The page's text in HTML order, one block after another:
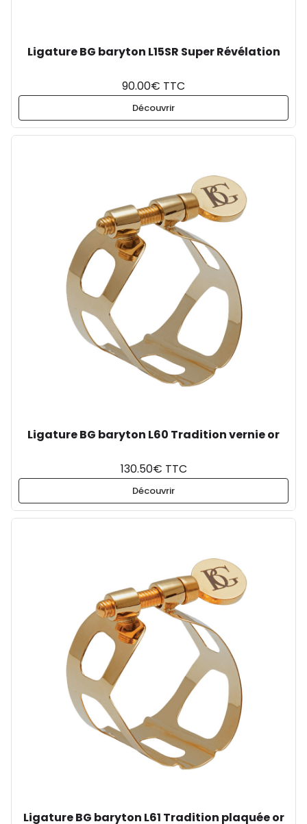
Ligature BG baryton L15SR Super Révélation
90.00€ TTC
Découvrir
Ligature BG baryton L60 Tradition vernie or
130.50€ TTC
Découvrir
Ligature BG baryton L61 Tradition plaquée or